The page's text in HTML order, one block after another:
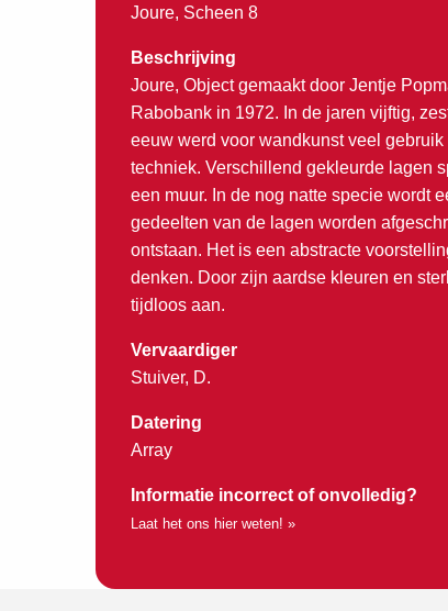
Joure, Scheen 8
Beschrijving
Joure, Object gemaakt door Jentje
Rabobank in 1972. In de jaren vijftig,
eeuw werd voor wandkunst veel
techniek. Verschillend gekleurde lagen
een muur. In de nog natte specie wordt
gedeelten van de lagen worden
ontstaan. Het is een abstracte
denken. Door zijn aardse kleuren en
tijdloos aan.
Vervaardiger
Stuiver, D.
Datering
Array
Informatie incorrect of onvolledig?
Laat het ons hier weten! »